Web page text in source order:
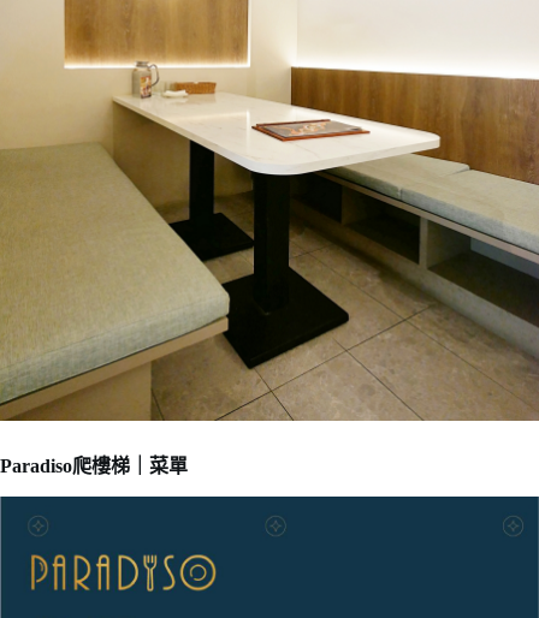
Paradiso爬樓梯｜菜單